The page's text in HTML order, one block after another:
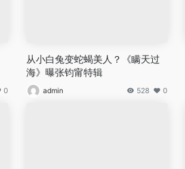
0
从小白兔变蛇蝎美人？《瞒天过
海》曝张钧甯特辑
admin 528 0